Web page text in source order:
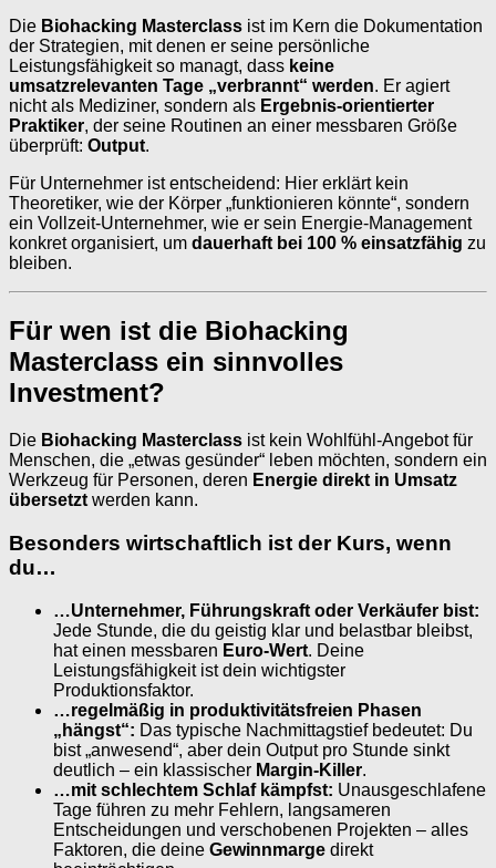
Die Biohacking Masterclass ist im Kern die Dokumentation
der Strategien, mit denen er seine persönliche
Leistungsfähigkeit so managt, dass keine
umsatzrelevanten Tage „verbrannt“ werden. Er agiert
nicht als Mediziner, sondern als Ergebnis-orientierter
Praktiker, der seine Routinen an einer messbaren Größe
überprüft: Output.
Für Unternehmer ist entscheidend: Hier erklärt kein
Theoretiker, wie der Körper „funktionieren könnte“, sondern
ein Vollzeit-Unternehmer, wie er sein Energie-Management
konkret organisiert, um dauerhaft bei 100 % einsatzfähig zu
bleiben.
Für wen ist die Biohacking
Masterclass ein sinnvolles
Investment?
Die Biohacking Masterclass ist kein Wohlfühl-Angebot für
Menschen, die „etwas gesünder“ leben möchten, sondern ein
Werkzeug für Personen, deren Energie direkt in Umsatz
übersetzt werden kann.
Besonders wirtschaftlich ist der Kurs, wenn
du…
…Unternehmer, Führungskraft oder Verkäufer bist:
Jede Stunde, die du geistig klar und belastbar bleibst,
hat einen messbaren Euro-Wert. Deine
Leistungsfähigkeit ist dein wichtigster
Produktionsfaktor.
…regelmäßig in produktivitätsfreien Phasen
„hängst“: Das typische Nachmittagstief bedeutet: Du
bist „anwesend“, aber dein Output pro Stunde sinkt
deutlich – ein klassischer Margin-Killer.
…mit schlechtem Schlaf kämpfst: Unausgeschlafene
Tage führen zu mehr Fehlern, langsameren
Entscheidungen und verschobenen Projekten – alles
Faktoren, die deine Gewinnmarge direkt